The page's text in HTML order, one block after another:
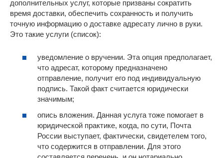
дополнительных услуг, которые призваны сократить
время доставки, обеспечить сохранность и получить
точную информацию о доставке адресату лично в руки.
Это такие услуги (список):
уведомление о вручении. Эта опция предполагает,
что адресат, которому предназначено
отправление, получит его под индивидуальную
подпись. Такой факт считается юридически
значимым;
опись вложения. Данная услуга тоже помогает в
юридической практике, когда, по сути, Почта
России выступает, фактически, свидетелем того,
что содержится в отправлении. Для этого